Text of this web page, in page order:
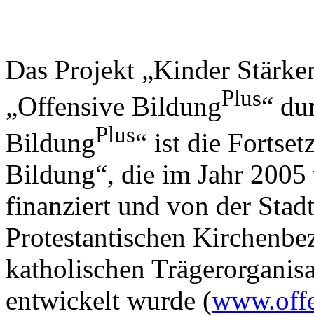
Das Projekt „Kinder
„Offensive BildungPlus“
BildungPlus“ ist die
Bildung“, die im Jahr
finanziert und von der
Protestantischen
katholischen
entwickelt wurde (